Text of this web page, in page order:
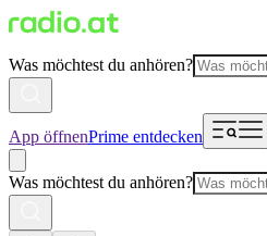
Was möchtest du anhören?
App öffnenPrime entdecken
Was möchtest du anhören?